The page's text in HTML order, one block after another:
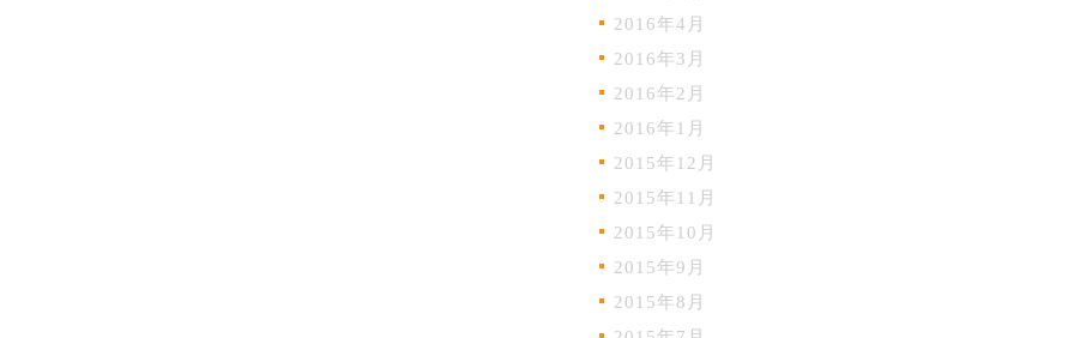
2016年4月
2016年3月
2016年2月
2016年1月
2015年12月
2015年11月
2015年10月
2015年9月
2015年8月